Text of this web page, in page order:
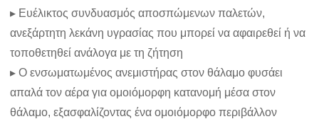
▸ Ευέλικτος συνδυασμός αποσπώμενων παλετών,
ανεξάρτητη λεκάνη υγρασίας που μπορεί να αφαιρεθεί ή να
τοποθετηθεί ανάλογα με τη ζήτηση
▸ Ο ενσωματωμένος ανεμιστήρας στον θάλαμο φυσάει
απαλά τον αέρα για ομοιόμορφη κατανομή μέσα στον
θάλαμο, εξασφαλίζοντας ένα ομοιόμορφο περιβάλλον